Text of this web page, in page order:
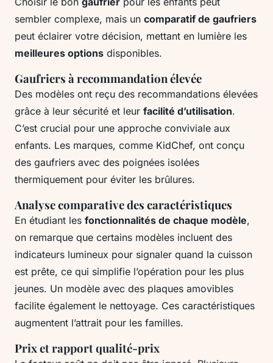
sembler complexe, mais un comparatif de gaufriers
peut éclairer votre décision, mettant en lumière les
meilleures options disponibles.
Gaufriers à recommandation élevée
Des modèles ont reçu des recommandations élevées
grâce à leur sécurité et leur facilité d’utilisation.
C’est crucial pour une approche conviviale aux
enfants. Les marques, comme KidChef, ont conçu
des gaufriers avec des poignées isolées
thermiquement pour éviter les brûlures.
Analyse comparative des caractéristiques
En étudiant les fonctionnalités de chaque modèle,
on remarque que certains modèles incluent des
indicateurs lumineux pour signaler quand la cuisson
est prête, ce qui simplifie l’opération pour les plus
jeunes. Un modèle avec des plaques amovibles
facilite également le nettoyage. Ces caractéristiques
augmentent l’attrait pour les familles.
Prix et rapport qualité-prix